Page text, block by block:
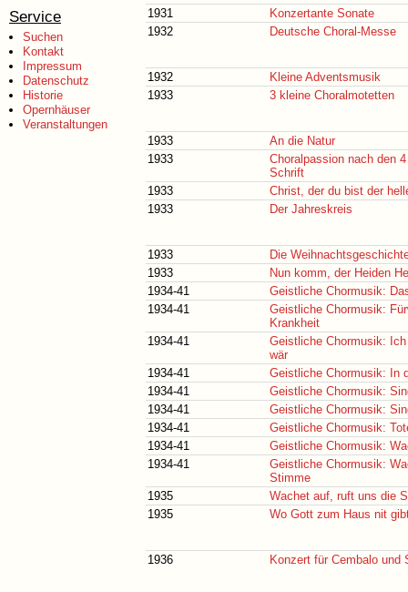
Service
Suchen
Kontakt
Impressum
Datenschutz
Historie
Opernhäuser
Veranstaltungen
1931
Konzertante Sonate
1932
Deutsche Choral-Messe
1932
Kleine Adventsmusik
1933
3 kleine Choralmotetten
1933
An die Natur
1933
Choralpassion nach den
Schrift
1933
Christ, der du bist der
1933
Der Jahreskreis
1933
Die
1933
Nun komm, der Heiden
1934-41
Geistliche Chormusik:
1934-41
Geistliche Chormusik:
Krankheit
1934-41
Geistliche Chormusik:
wär
1934-41
Geistliche Chormusik: In
1934-41
Geistliche Chormusik:
1934-41
Geistliche Chormusik:
1934-41
Geistliche Chormusik:
1934-41
Geistliche Chormusik:
1934-41
Geistliche Chormusik:
Stimme
1935
Wachet auf, ruft uns die
1935
Wo Gott zum Haus nit
1936 Konzert für Cembalo und